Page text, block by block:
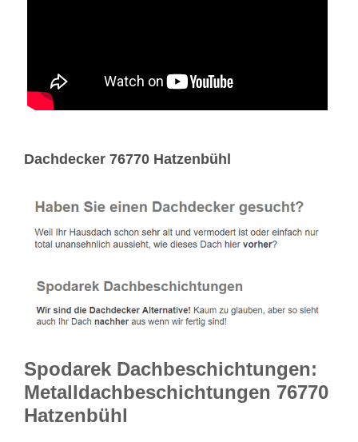
Dachdecker 76770 Hatzenbühl
Spodarek Dachbeschichtungen:
Metalldachbeschichtungen 76770
Hatzenbühl